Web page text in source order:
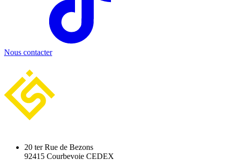
Nous contacter
20 ter Rue de Bezons
92415 Courbevoie CEDEX